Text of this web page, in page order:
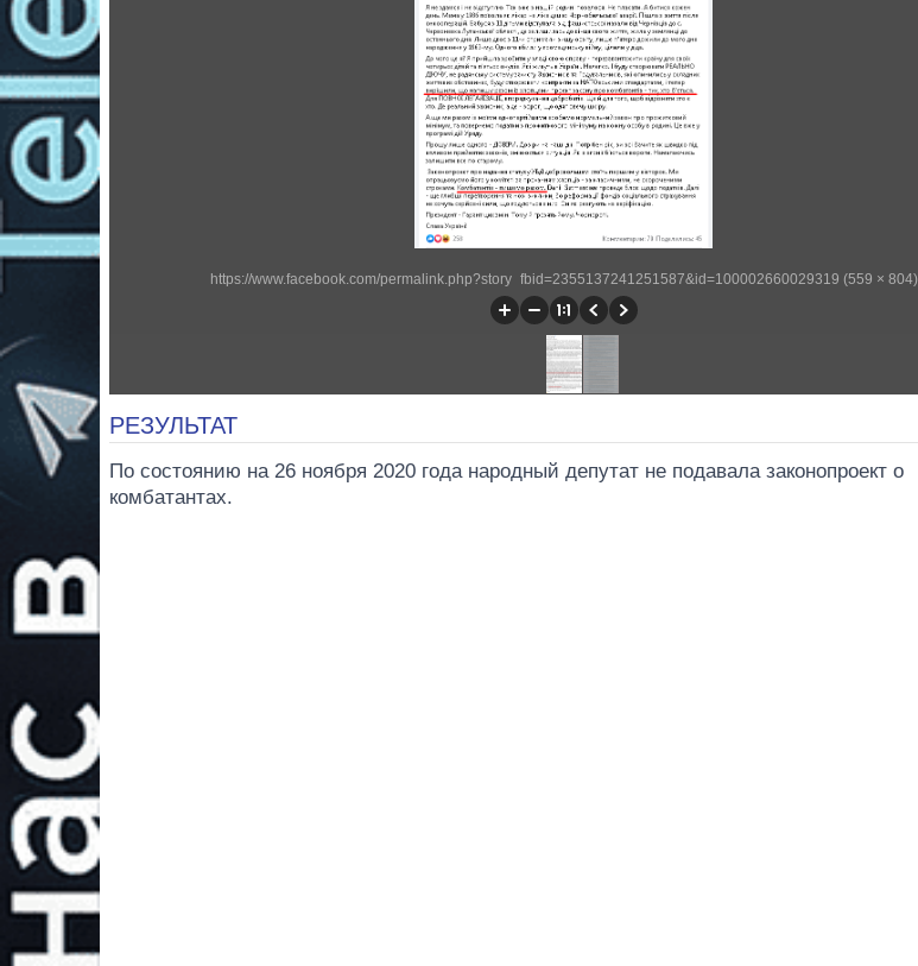
https://www.facebook.com/permalink.php?story_fbid=2355137241251587&id=100002660029319 (559 × 804)
РЕЗУЛЬТАТ
По состоянию на 26 ноября 2020 года народный депутат не подавала законопроект о
комбатантах.